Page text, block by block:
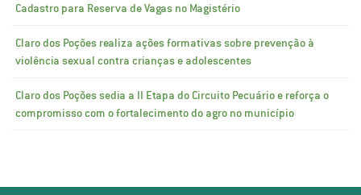
Cadastro para Reserva de Vagas no Magistério
Claro dos Poções realiza ações formativas sobre prevenção à
violência sexual contra crianças e adolescentes
Claro dos Poções sedia a II Etapa do Circuito Pecuário e reforça o
compromisso com o fortalecimento do agro no município